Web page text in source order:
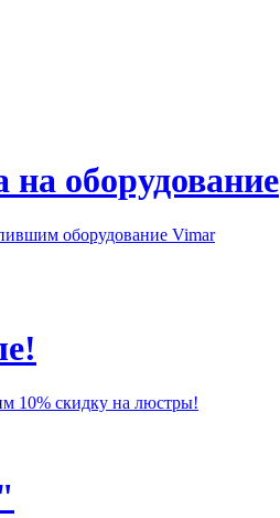
оборудование
оборудование Vimar
10% скидку на люстры!